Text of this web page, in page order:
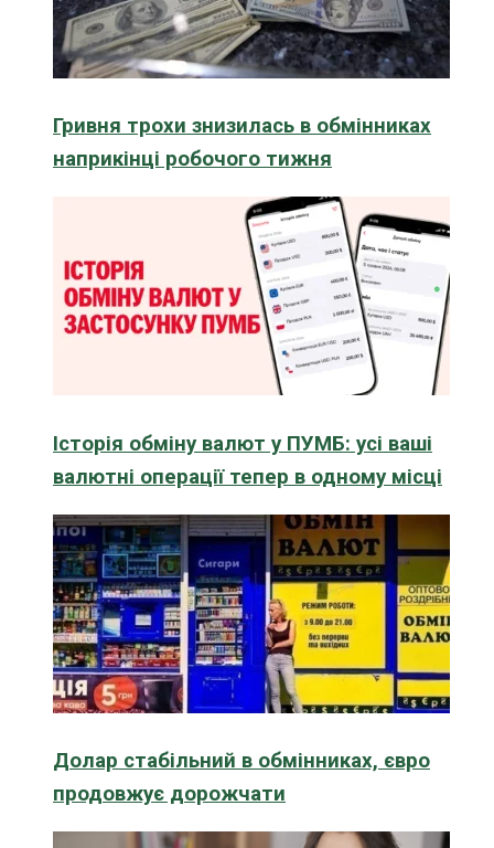
Гривня трохи знизилась в обмінниках
наприкінці робочого тижня
Історія обміну валют у ПУМБ: усі ваші
валютні операції тепер в одному місці
Долар стабільний в обмінниках, євро
продовжує дорожчати